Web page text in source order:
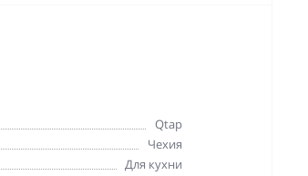
Qtap
Чехия
Для кухни